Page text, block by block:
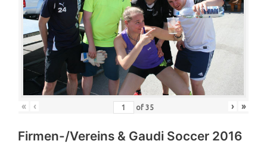
« ‹ of 35 › »
Firmen-/Vereins & Gaudi Soccer 2016